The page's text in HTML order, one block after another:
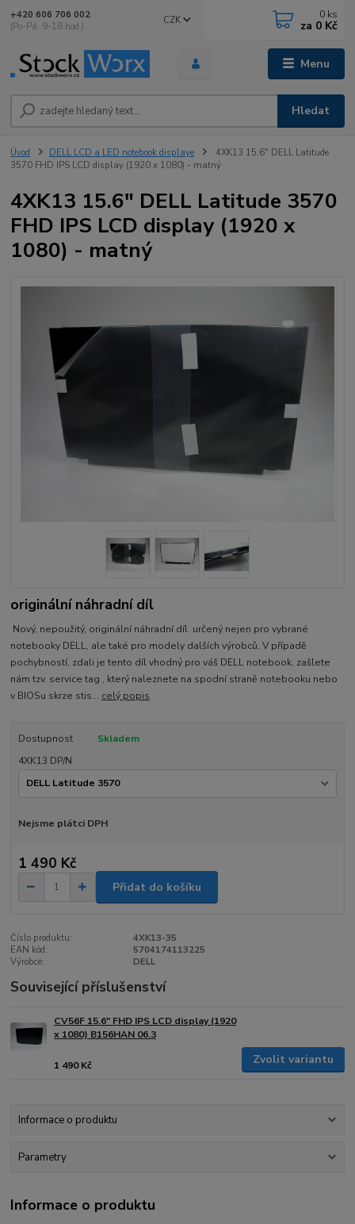
Menu
CZK
Hledat
+420 606 706 002
(Po-Pá, 9-18 hod.)
0 ks
za 0 Kč
Úvod DELL LCD a LED notebook displaye
4XK13 15.6" DELL Latitude
3570 FHD IPS LCD display (1920 x 1080) - matný
4XK13 15.6" DELL Latitude 3570
FHD IPS LCD display (1920 x
1080) - matný
originální náhradní díl
Nový, nepoužitý, originální náhradní díl určený nejen pro vybrané
notebooky DELL, ale také pro modely dalších výrobců. V případě
pochybností, zdali je tento díl vhodný pro váš DELL notebook, zašlete
nám tzv. service tag , který naleznete na spodní straně notebooku nebo
v BIOSu skrze stis... celý popis
Dostupnost
Skladem
4XK13 DP/N
Nejsme plátci DPH
1 490 Kč
Přidat do košíku
Číslo produktu:
4XK13-35
EAN kód:
5704174113225
Výrobce:
DELL
Související příslušenství
CV56F 15.6" FHD IPS LCD display (1920
x 1080) B156HAN 06.3
1 490 Kč Zvolit variantu
Informace o produktu
Parametry
Informace o produktu